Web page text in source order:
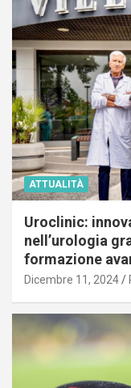
ATTUALITÀ
Uroclinic:
nell’urologia
formazione
Dicembre 11, 2024